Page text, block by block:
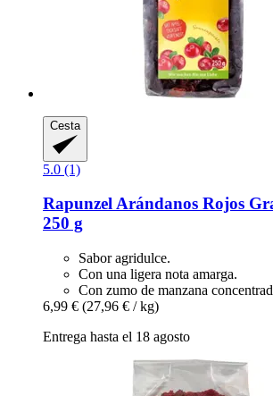
Cesta
5.0 (1)
RapunzelArándanos Rojos
250 g
Sabor agridulce.
Con una ligera nota amarga.
Con zumo de manzana
6,99 € (27,96 € / kg)
Entrega hasta el 18 agosto